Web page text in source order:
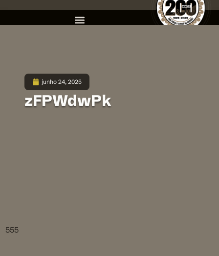
junho 24, 2025
zFPWdwPk
555